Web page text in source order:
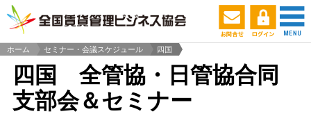
ホーム
セミナー・会議スケジュール
四国
四国 全管協・日管協合同
支部会＆セミナー